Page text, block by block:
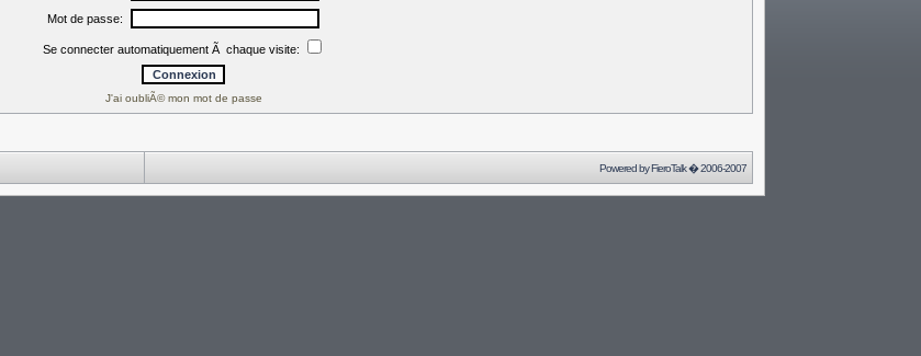
Mot de passe:
Se connecter automatiquement Ã chaque visite:
J'ai oubliÃ© mon mot de passe
Powered byFieroTalk� 2006-2007